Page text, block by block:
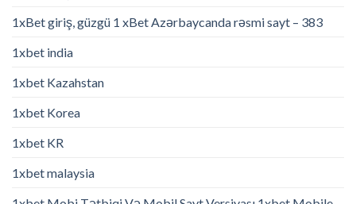
1xBet giriş, güzgü 1 xBet Azərbaycanda rəsmi sayt – 383
1xbet india
1xbet Kazahstan
1xbet Korea
1xbet KR
1xbet malaysia